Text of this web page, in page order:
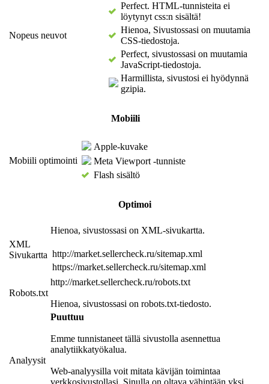
Nopeus neuvot
Perfect. HTML-tunnisteita ei
löytynyt css:n sisältä!
Hienoa, Sivustossasi on muutamia
CSS-tiedostoja.
Perfect, sivustossasi on muutamia
JavaScript-tiedostoja.
Harmillista, sivustosi ei hyödynnä
gzipia.
Mobiili
Mobiili optimointi
Apple-kuvake
Meta Viewport -tunniste
Flash sisältö
Optimoi
XML
Sivukartta
Hienoa, sivustossasi on XML-sivukartta.
http://market.sellercheck.ru/sitemap.xml
https://market.sellercheck.ru/sitemap.xml
Robots.txt
http://market.sellercheck.ru/robots.txt
Hienoa, sivustossasi on robots.txt-tiedosto.
Analyysit
Puuttuu
Emme tunnistaneet tällä sivustolla asennettua
analytiikkatyökalua.
Web-analyysilla voit mitata kävijän toimintaa